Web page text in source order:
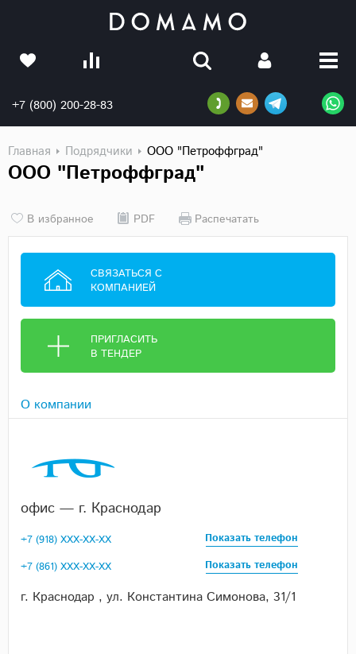
+7 (800) 200-28-83
Главная Подрядчики ООО "Петроффград"
ООО "Петроффград"
В избранное PDF Распечатать
СВЯЗАТЬСЯ С
КОМПАНИЕЙ
ПРИГЛАСИТЬ
В ТЕНДЕР
О компании
офис — г. Краснодар
+7 (918) XXX-XX-XX
Показать телефон
+7 (861) XXX-XX-XX
Показать телефон
г. Краснодар , ул. Константина Симонова, 31/1